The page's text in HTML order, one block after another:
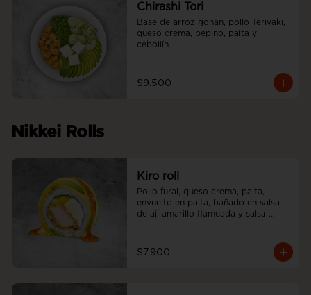
Chirashi Tori
Base de arroz gohan, pollo Teriyaki,
queso crema, pepino, palta y
cebollín.
$9.500
Nikkei Rolls
Kiro roll
Pollo furai, queso crema, palta,
envuelto en palta, bañado en salsa
de aji amarillo flameada y salsa
$7.900